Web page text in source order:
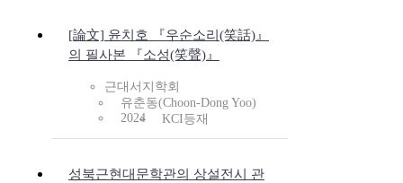
[論文] 윤치호 『우순소리(笑話)』
의 필사본 『소성(笑聲)』
근대서지학회
유춘동(Choon-Dong Yoo)
2024
KCI등재
성북근현대문학관의 상설전시 관